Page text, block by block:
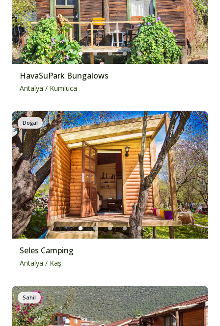
HavaSuPark Bungalows
Antalya / Kumluca
Doğal
Seles Camping
Antalya / Kaş
Sahil